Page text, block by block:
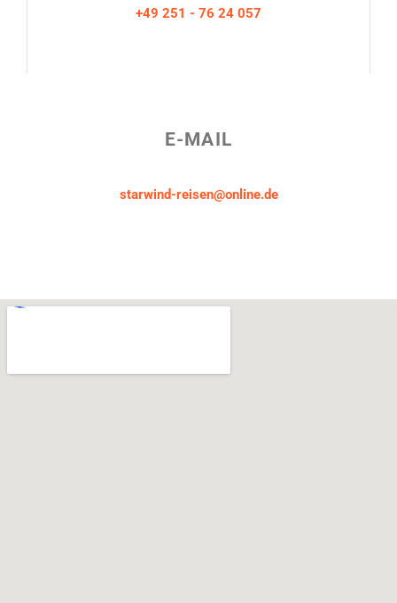
+49 251 - 76 24 057
E-MAIL
starwind-reisen@online.de